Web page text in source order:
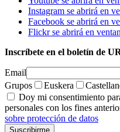
Instagram se abrirá en
Facebook se abrirá en
Flickr se abrirá en
Inscríbete en el boletín de
Email
Grupos
Euskera
Doy mi consentimiento
personales con los fines
sobre protección de datos